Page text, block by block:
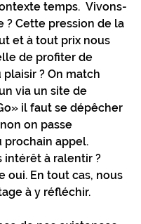
temps.  Vivons-
? Cette pression de la
et à tout prix nous
de profiter de
plaisir ? On match
via un site de
il faut se dépêcher
on passe
prochain appel.
intérêt à ralentir ?
oui. En tout cas, nous
à y réfléchir.